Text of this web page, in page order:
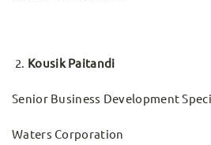
Kousik Paitandi
Senior Business Development
Waters Corporation